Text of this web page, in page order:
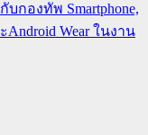
กองทัพ Smartphone,
ะAndroid Wear ในงาน